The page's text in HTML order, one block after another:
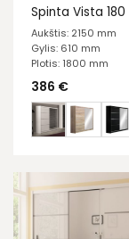
Spinta Vista 180
Aukštis: 2150 mm
Gylis: 610 mm
Plotis: 1800 mm
386 €